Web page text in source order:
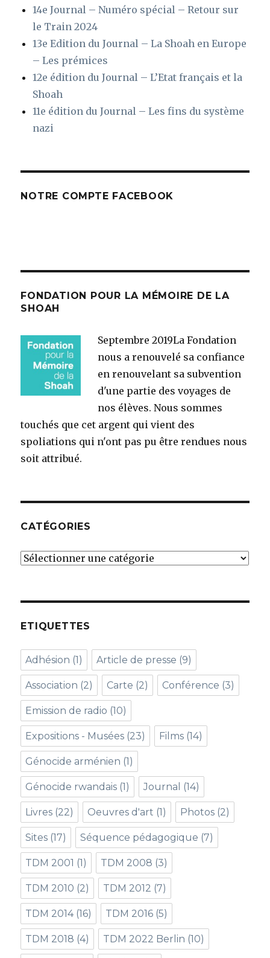
14e Journal – Numéro spécial – Retour sur
le Train 2024
13e Edition du Journal – La Shoah en Europe
– Les prémices
12e édition du Journal – L’Etat français et la
Shoah
11e édition du Journal – Les fins du système
nazi
NOTRE COMPTE FACEBOOK
FONDATION POUR LA MÉMOIRE DE LA
SHOAH
Septembre 2019La Fondation
nous a renouvelé sa confiance
en renouvelant sa subvention
d'une partie des voyages de
nos élèves. Nous sommes
touchés que cet argent qui vient des
spoliations qui n'ont pas pu être rendues nous
soit attribué.
CATÉGORIES
Catégories
ETIQUETTES
Adhésion (1) Article de presse (9)
Association (2) Carte (2) Conférence (3)
Emission de radio (10)
Expositions - Musées (23) Films (14)
Génocide arménien (1)
Génocide rwandais (1) Journal (14)
Livres (22) Oeuvres d'art (1) Photos (2)
Sites (17) Séquence pédagogique (7)
TDM 2001 (1) TDM 2008 (3)
TDM 2010 (2) TDM 2012 (7)
TDM 2014(16) TDM 2016 (5)
TDM 2018 (4) TDM 2022 Berlin (10)